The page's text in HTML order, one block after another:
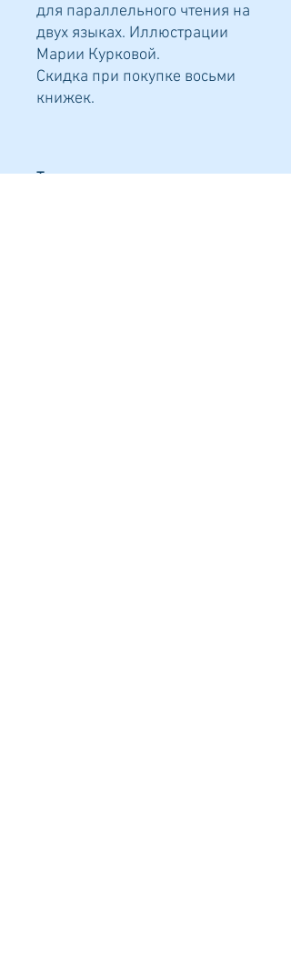
для параллельного чтения на
двух языках. Иллюстрации
Марии Курковой.
Скидка при покупке восьми
книжек.
Технические характеристики